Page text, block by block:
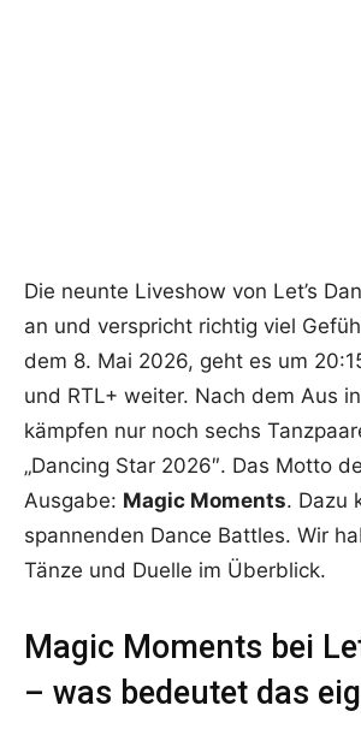
Die neunte Liveshow von Let’s
an und verspricht richtig viel
dem 8. Mai 2026, geht es um
und RTL+ weiter. Nach dem Aus
kämpfen nur noch sechs
„Dancing Star 2026″. Das Motto
Ausgabe: Magic Moments. Dazu
spannenden Dance Battles. Wir
Tänze und Duelle im Überblick.
Magic Moments bei
– was bedeutet das